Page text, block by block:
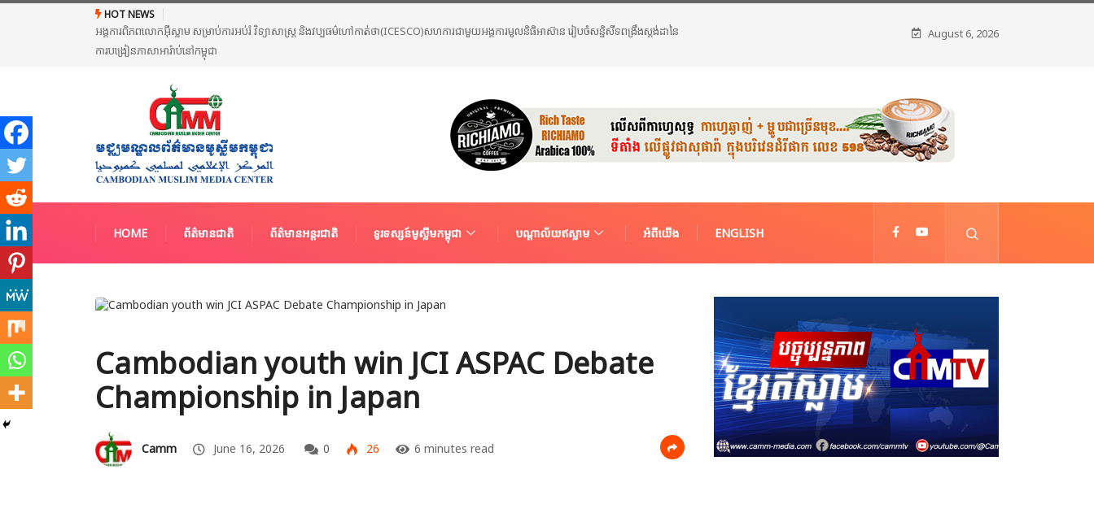
HOT NEWS
ប្រមុខការទូតកម្ពុជា និងអាម៉េរិក ជួបពិភាក្សាការងារទ្វេភាគី ដើម្បីជំរុញភាពជាដៃគូប្រទេសទាំងពីរឱ្យកាន់តែរីកចម្រើនថែមទៀត August 6, 2026
HOME ព័ត៌មានជាតិ ព័ត៌មានអន្តរជាតិ ទូរទស្សន៍មូស្លីមកម្ពុជា បណ្តាល័យឥស្លាម អំពីយើង ENGLISH
Cambodian youth win JCI ASPAC Debate
Championship in Japan
Camm June 16, 2026 0 26 6 minutes read